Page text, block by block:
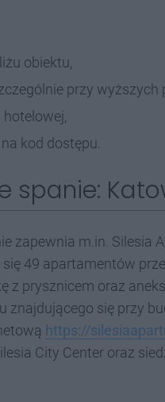
obiektu,
przy wyższych
kod dostępu.
spanie:
zapewnia m.in. Silesia
49 apartamentów
z prysznicem oraz
znajdującego się przy
https://
City Center oraz